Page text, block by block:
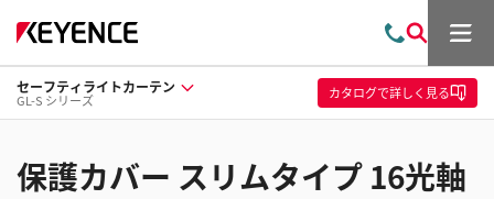
問
い
合
わ
索
メ
ュ
ー
セーフティライトカーテン
GL-S シリーズ カタログで詳しく見る
保護カバー スリムタイプ 16光軸